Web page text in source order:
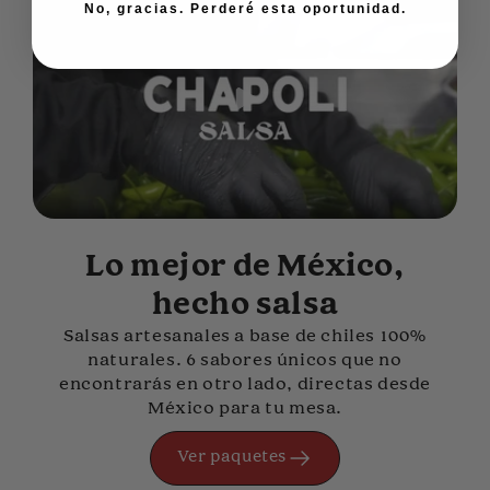
Lo mejor de México,
hecho salsa
Salsas artesanales a base de chiles 100%
naturales. 6 sabores únicos que no
encontrarás en otro lado, directas desde
México para tu mesa.
Ver paquetes
No, gracias. Perderé esta oportunidad.